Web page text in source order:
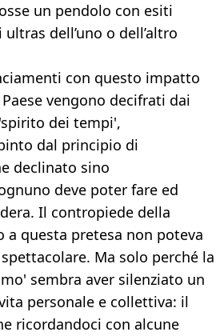
un pendolo con esiti
dell’uno o dell’altro
con questo impatto
vengono decifrati dai
dei tempi',
dal principio di
declinato sino
deve poter fare ed
Il contropiede della
a questa pretesa non poteva
Ma solo perché la
sembra aver silenziato un
personale e collettiva: il
ricordandoci con alcune